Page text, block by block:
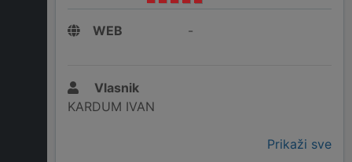
WEB -
Vlasnik
KARDUM IVAN
Prikaži sve